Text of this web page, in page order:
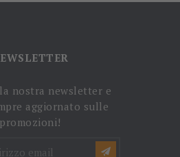
nostra newsletter e
aggiornato sulle
promozioni!